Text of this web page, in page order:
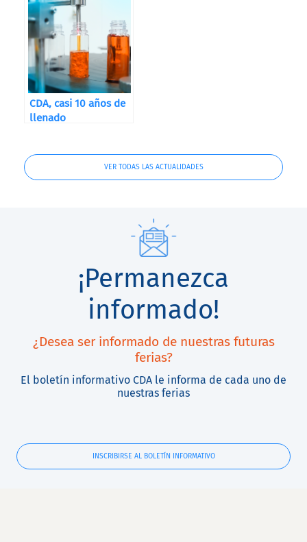
CDA, casi 10 años de
llenado
VER TODAS LAS ACTUALIDADES
¡Permanezca
informado!
¿Desea ser informado de nuestras futuras
ferias?
El boletín informativo CDA le informa de cada uno de
nuestras ferias
INSCRIBIRSE AL BOLETÍN INFORMATIVO